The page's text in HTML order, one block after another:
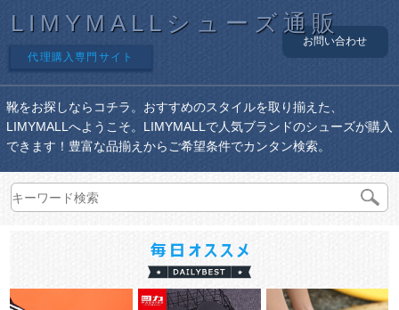
LIMYMALLシューズ通販
代理購入専門サイト
お問い合わせ
靴をお探しならコチラ。おすすめのスタイルを取り揃えた、
LIMYMALLへようこそ。LIMYMALLで人気ブランドのシューズが購入
できます！豊富な品揃えからご希望条件でカンタン検索。